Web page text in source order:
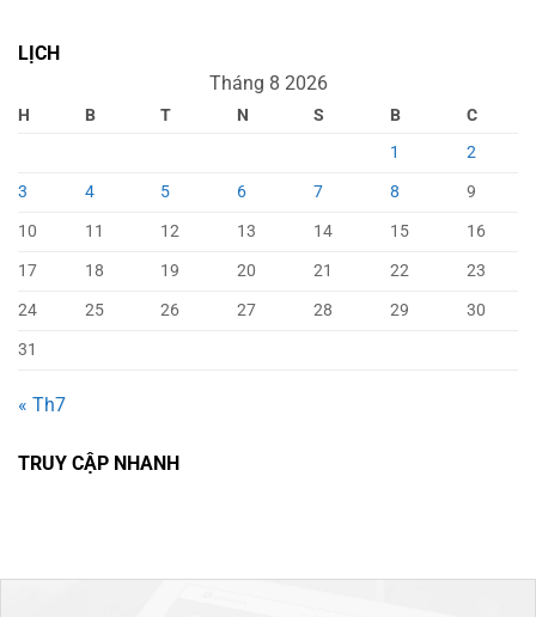
LỊCH
Tháng 8 2026
H B T N S B
C
1
2
3
4 5 6 7 8
9
10
11 12 13 14 15
16
17
18 19 20 21 22
23
24
25 26 27 28 29
30
31
« Th7
TRUY CẬP NHANH